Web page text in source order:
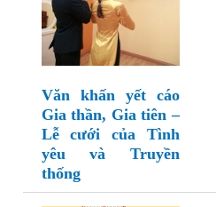
Văn khấn yết cáo
Gia thần, Gia tiên –
Lễ cưới của Tình
yêu và Truyền
thống